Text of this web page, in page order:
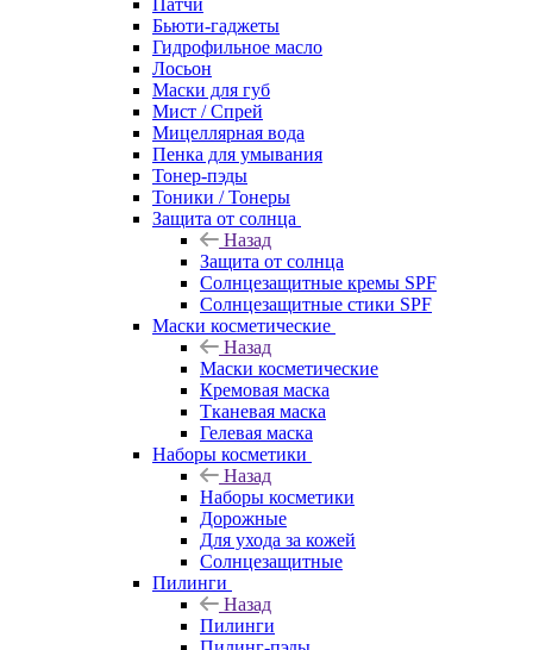
Патчи
Бьюти-гаджеты
Гидрофильное масло
Лосьон
Маски для губ
Мист / Спрей
Мицеллярная вода
Пенка для умывания
Тонер-пэды
Тоники / Тонеры
Защита от солнца
Назад
Защита от солнца
Солнцезащитные кремы SPF
Солнцезащитные стики SPF
Маски косметические
Назад
Маски косметические
Кремовая маска
Тканевая маска
Гелевая маска
Наборы косметики
Назад
Наборы косметики
Дорожные
Для ухода за кожей
Солнцезащитные
Пилинги
Назад
Пилинги